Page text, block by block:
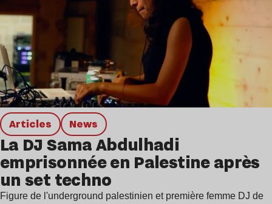
Articles news
La DJ Sama Abdulhadi
emprisonnée en Palestine après
un set techno
Figure de l'underground palestinien et première femme DJ de